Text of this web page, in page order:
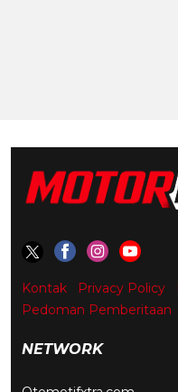
Kontak Privacy Policy
Pedoman Pemberitaan
NETWORK